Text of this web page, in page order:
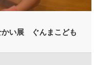
かい展 ぐんまこども